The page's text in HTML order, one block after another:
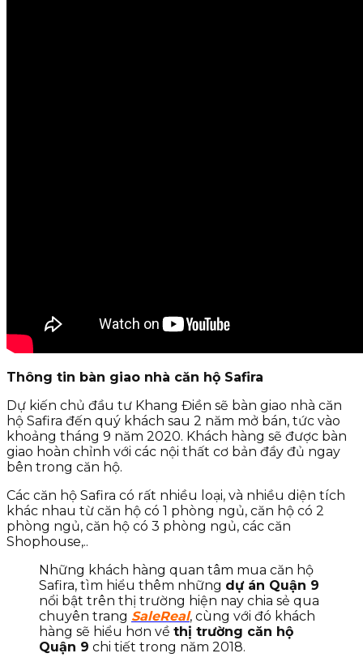
Thông tin bàn giao nhà căn hộ Safira
Dự kiến chủ đầu tư Khang Điền sẽ bàn giao nhà căn
hộ Safira đến quý khách sau 2 năm mở bán, tức vào
khoảng tháng 9 năm 2020. Khách hàng sẽ được bàn
giao hoàn chỉnh với các nội thất cơ bản đầy đủ ngay
bên trong căn hộ.
Các căn hộ Safira có rất nhiều loại, và nhiều diện tích
khác nhau từ căn hộ có 1 phòng ngủ, căn hộ có 2
phòng ngủ, căn hộ có 3 phòng ngủ, các căn
Shophouse,..
Những khách hàng quan tâm mua căn hộ
Safira, tìm hiểu thêm những dự án Quận 9
nổi bật trên thị trường hiện nay chia sẻ qua
chuyên trang SaleReal, cùng với đó khách
hàng sẽ hiểu hơn về thị trường căn hộ
Quận 9 chi tiết trong năm 2018.